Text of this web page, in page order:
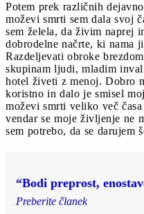
Potem prek različnih
moževi smrti sem dala svoj
sem želela, da živim naprej
dobrodelne načrte, ki nama
Razdeljevati obroke
skupinam ljudi, mladim
hotel živeti z menoj. Dobro
koristno in dalo je smisel
moževi smrti veliko več
vendar se moje življenje ne
sem potrebo, da se darujem
“Bodi preprost,
Preberite članek